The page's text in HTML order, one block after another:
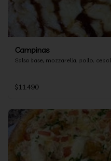
Campinas
Salsa base, mozzarella, pollo,
$11.490